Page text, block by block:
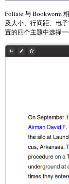
Foliate 与 Bookworm
及大小、行间距、电
置的四个主题中选择一